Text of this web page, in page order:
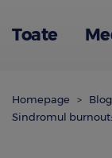
Toate
Homepage Blog
Sindromul